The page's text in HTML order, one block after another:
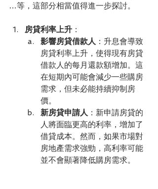
…等，這部分相當值得進一步探討。
房貸利率上升 ：
影響房貸借款人 ：升息會導致
房貸利率上升，使得現有房貸
借款人的每月還款額增加。這
在短期內可能會減少一些購房
需求，但未必能持續抑制房
價。
新房貸申請人 ：新申請房貸的
人將面臨更高的利率，增加了
借貸成本。然而，如果市場對
房地產需求強勁，高利率可能
並不會顯著降低購房需求。